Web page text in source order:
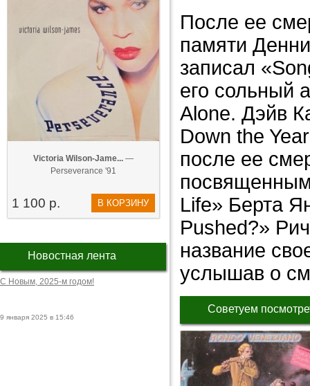
Victoria Wilson-Jame... —
Perseverance '91
1 100 р. В КОРЗИНУ
Новостная лента
С Новым, 2025-м годом!
9 января 2025 в 15:46
После ее
памяти
записал
его сольный
Alone. Дэйв
Down the
после ее
Life» Берта
Pushed?»
название
услышав о
Советуем